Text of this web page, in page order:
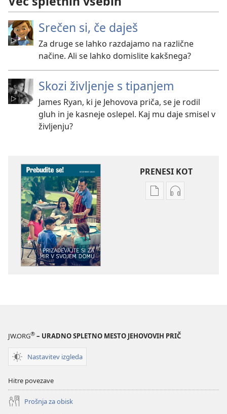
Srečen si, če daješ
Za druge se lahko razdajamo na različne
načine. Ali se lahko domislite kakšnega?
Skozi življenje s tipanjem
James Ryan, ki je Jehovova priča, se je rodil
gluh in je kasneje oslepel. Kaj mu daje smisel v
življenju?
PRENESI KOT
Možnosti
svojem
Možnosti
svojem
JW.ORG® – URADNO SPLETNO MESTO JEHOVOVIH PRIČ
Nastavitev izgleda
Hitre povezave
Prošnja za obisk